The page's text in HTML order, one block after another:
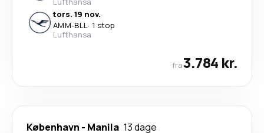
tors. 19 nov.
AMM-BLL· 1 stop
Lufthansa
fra3.784 kr.
København - Manila 13 dage